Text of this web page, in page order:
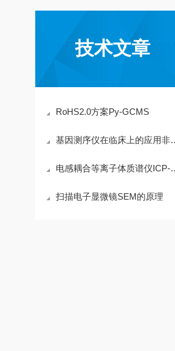
技术文章
RoHS2.0方案Py-GCMS
基因测序仪在临床上的应用非常多
电感耦合等离子体质谱仪ICP-MS7700分析原理
扫描电子显微镜SEM的原理